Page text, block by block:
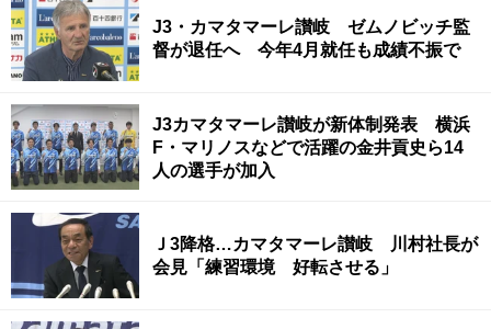
J3・カマタマーレ讃岐 ゼムノビッチ監
督が退任へ 今年4月就任も成績不振で
J3カマタマーレ讃岐が新体制発表 横浜
F・マリノスなどで活躍の金井貢史ら14
人の選手が加入
Ｊ3降格…カマタマーレ讃岐 川村社長が
会見「練習環境 好転させる」